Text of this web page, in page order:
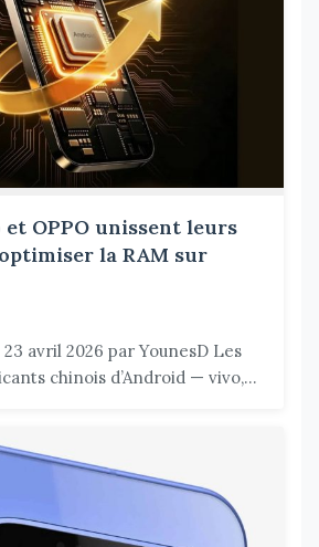
OPPO unissent leurs
la RAM sur
avril 2026 par YounesD Les
chinois d’Android — vivo,...